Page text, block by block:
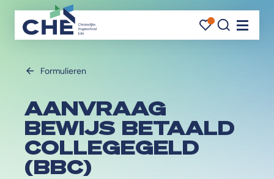
Formulieren
AANVRAAG
BEWIJS BETAALD
COLLEGEGELD
(BBC)